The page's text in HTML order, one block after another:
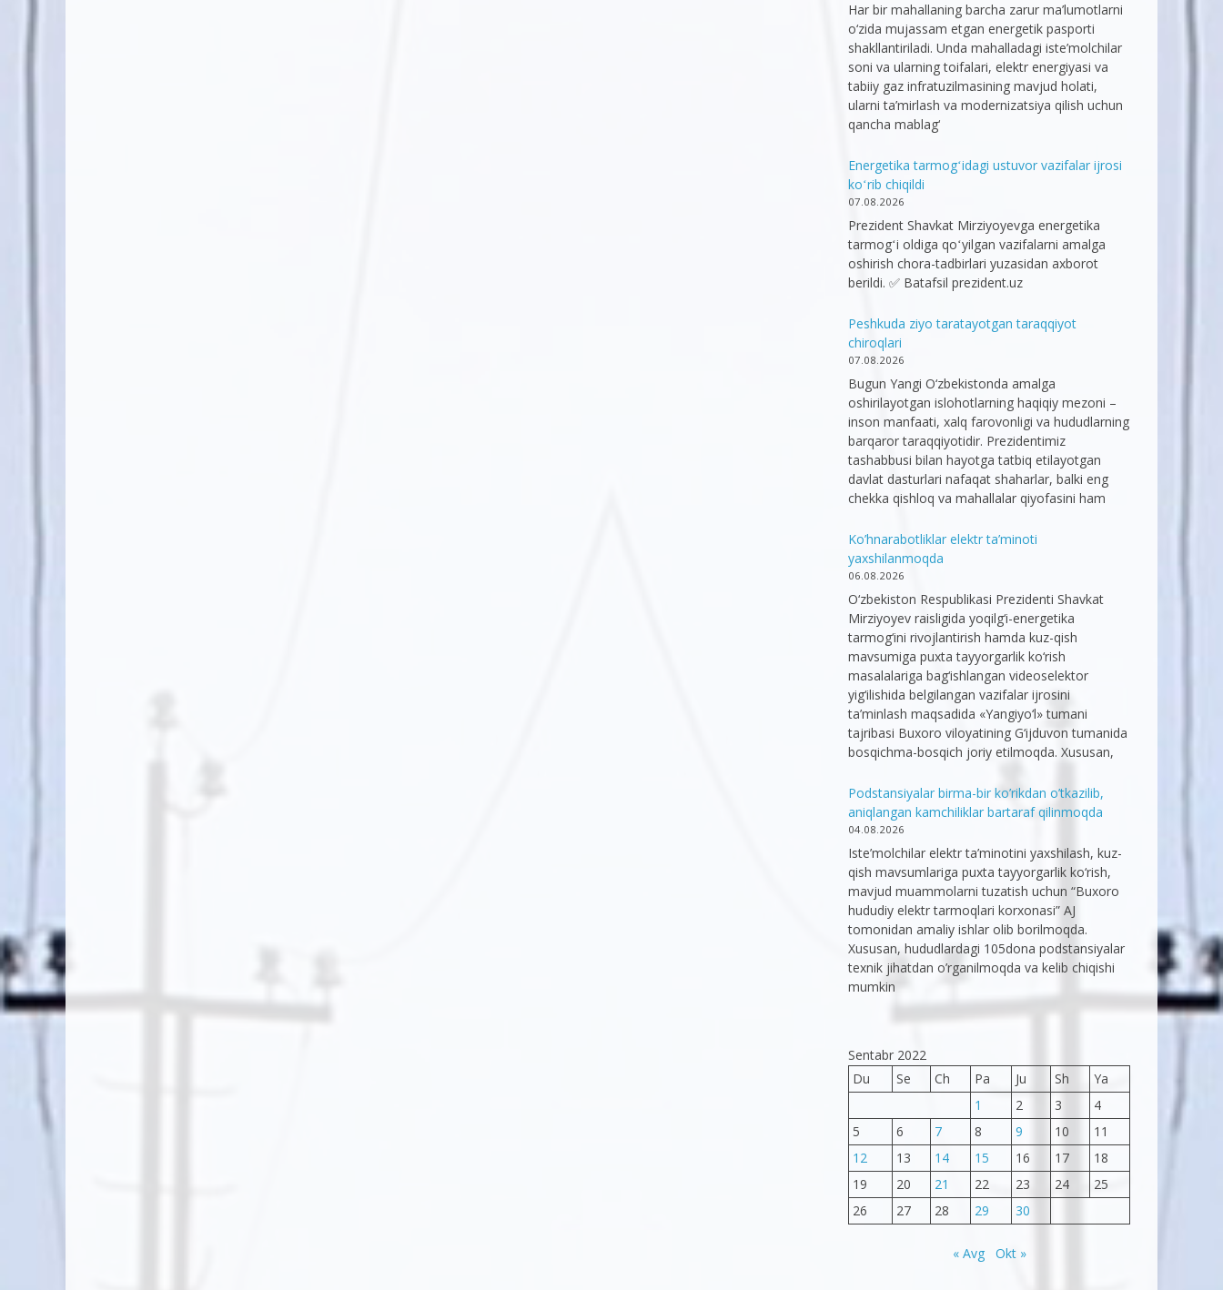
Har bir mahallaning barcha zarur ma’lumotlarni
o‘zida mujassam etgan energetik pasporti
shakllantiriladi. Unda mahalladagi iste’molchilar
soni va ularning toifalari, elektr energiyasi va
tabiiy gaz infratuzilmasining mavjud holati,
ularni ta’mirlash va modernizatsiya qilish uchun
qancha mablag‘
Energetika tarmogʻidagi ustuvor vazifalar ijrosi
koʻrib chiqildi
07.08.2026
Prezident Shavkat Mirziyoyevga energetika
tarmogʻi oldiga qoʻyilgan vazifalarni amalga
oshirish chora-tadbirlari yuzasidan axborot
berildi. ✅ Batafsil prezident.uz
Peshkuda ziyo taratayotgan taraqqiyot
chiroqlari
07.08.2026
Bugun Yangi O‘zbekistonda amalga
oshirilayotgan islohotlarning haqiqiy mezoni –
inson manfaati, xalq farovonligi va hududlarning
barqaror taraqqiyotidir. Prezidentimiz
tashabbusi bilan hayotga tatbiq etilayotgan
davlat dasturlari nafaqat shaharlar, balki eng
chekka qishloq va mahallalar qiyofasini ham
Ko’hnarabotliklar elektr ta’minoti
yaxshilanmoqda
06.08.2026
O‘zbekiston Respublikasi Prezidenti Shavkat
Mirziyoyev raisligida yoqilg‘i-energetika
tarmog‘ini rivojlantirish hamda kuz-qish
mavsumiga puxta tayyorgarlik ko‘rish
masalalariga bag‘ishlangan videoselektor
yig‘ilishida belgilangan vazifalar ijrosini
ta’minlash maqsadida «Yangiyo‘l» tumani
tajribasi Buxoro viloyatining G‘ijduvon tumanida
bosqichma-bosqich joriy etilmoqda. Xususan,
Podstansiyalar birma-bir ko’rikdan o’tkazilib,
aniqlangan kamchiliklar bartaraf qilinmoqda
04.08.2026
Iste’molchilar elektr ta’minotini yaxshilash, kuz-
qish mavsumlariga puxta tayyorgarlik ko‘rish,
mavjud muammolarni tuzatish uchun “Buxoro
hududiy elektr tarmoqlari korxonasi” AJ
tomonidan amaliy ishlar olib borilmoqda.
Xususan, hududlardagi 105dona podstansiyalar
texnik jihatdan o’rganilmoqda va kelib chiqishi
mumkin
Sentabr 2022
Du
Se Ch Pa Ju Sh
Ya
1
2 3
4
5
6 7 8 9 10
11
12
13 14 15 16 17
18
19
20 21 22 23 24
25
26
27 28 29 30
« Avg Okt »